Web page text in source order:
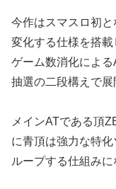
今作はスマスロ初
変化する仕様を搭
ゲーム数消化によ
抽選の二段構えで展
メインATである頂
に青頂は強力な特
ループする仕組みに